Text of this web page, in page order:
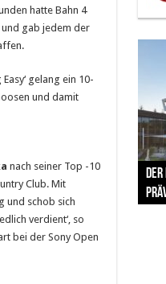
hatte Bahn 4
gab jedem der
gelang ein 10-
und damit
nach seiner Top -10
Club. Mit
und schob sich
verdient‘, so
bei der Sony Open
The